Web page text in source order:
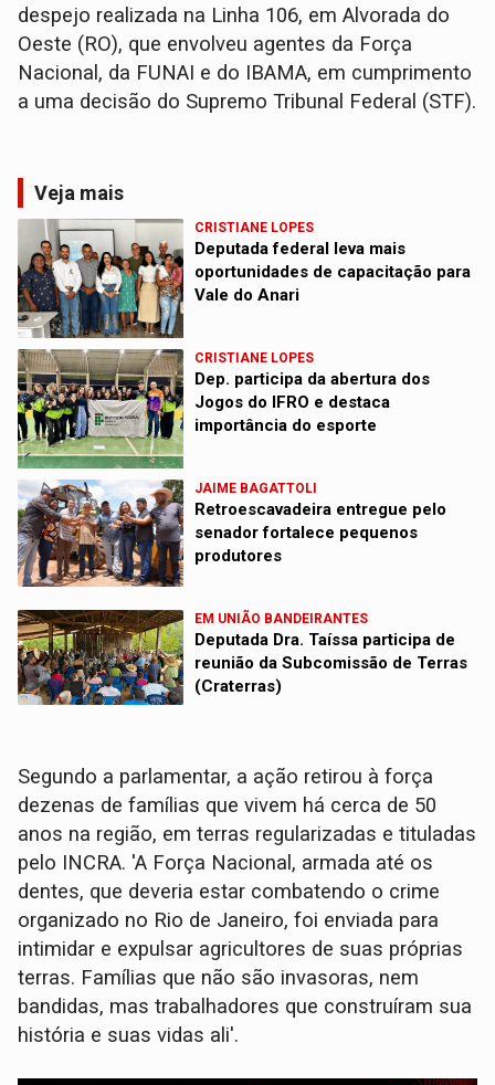
despejo realizada na Linha 106, em Alvorada do
Oeste (RO), que envolveu agentes da Força
Nacional, da FUNAI e do IBAMA, em cumprimento
a uma decisão do Supremo Tribunal Federal (STF).
Veja mais
CRISTIANE LOPES
Deputada federal leva mais
oportunidades de capacitação para
Vale do Anari
CRISTIANE LOPES
Dep. participa da abertura dos
Jogos do IFRO e destaca
importância do esporte
JAIME BAGATTOLI
Retroescavadeira entregue pelo
senador fortalece pequenos
produtores
EM UNIÃO BANDEIRANTES
Deputada Dra. Taíssa participa de
reunião da Subcomissão de Terras
(Craterras)
Segundo a parlamentar, a ação retirou à força
dezenas de famílias que vivem há cerca de 50
anos na região, em terras regularizadas e tituladas
pelo INCRA. 'A Força Nacional, armada até os
dentes, que deveria estar combatendo o crime
organizado no Rio de Janeiro, foi enviada para
intimidar e expulsar agricultores de suas próprias
terras. Famílias que não são invasoras, nem
bandidas, mas trabalhadores que construíram sua
história e suas vidas ali'.